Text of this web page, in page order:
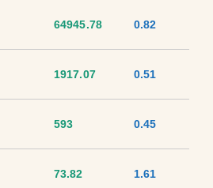
64945.78 0.82
1917.07 0.51
593 0.45
73.82 1.61